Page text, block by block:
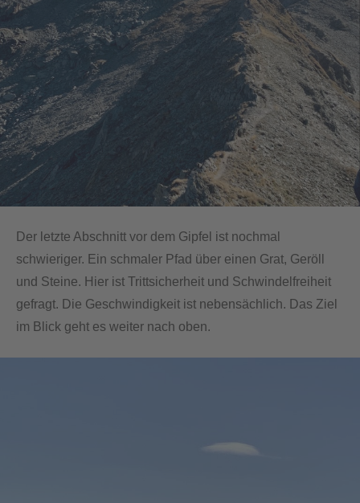
Der letzte Abschnitt vor dem Gipfel ist nochmal
schwieriger. Ein schmaler Pfad über einen Grat, Geröll
und Steine. Hier ist Trittsicherheit und Schwindelfreiheit
gefragt. Die Geschwindigkeit ist nebensächlich. Das Ziel
im Blick geht es weiter nach oben.